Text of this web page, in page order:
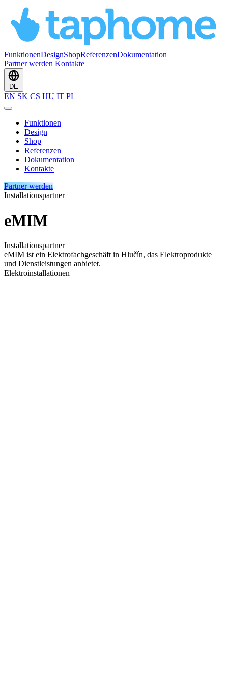
FunktionenDesignShopReferenzenDokumentation
Partner werden Kontakte
DE
EN SK CS HU IT PL
Funktionen
Design
Shop
Referenzen
Dokumentation
Kontakte
Partner werden
Installationspartner
eMIM
Installationspartner
eMIM ist ein Elektrofachgeschäft in Hlučín, das Elektroprodukte
und Dienstleistungen anbietet.
Elektroinstallationen